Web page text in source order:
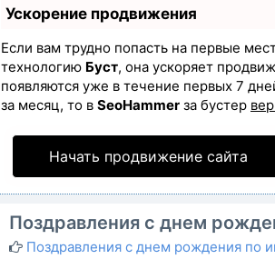
Ускорение продвижения
Если вам трудно попасть на первые
технологию Буст, она ускоряет
появляются уже в течение первых 7
за месяц, то в SeoHammer за бустер
Начать продвижение сайта
Поздравления с днем
Поздравления с днем рождения по